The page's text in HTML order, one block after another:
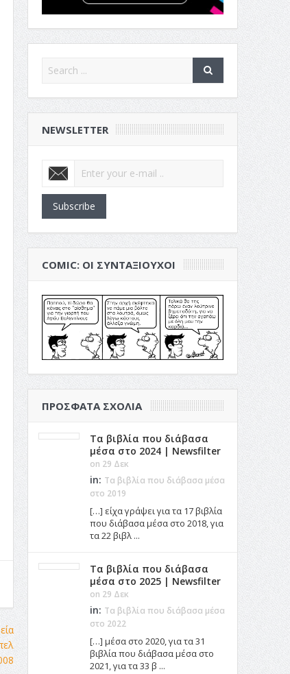
NEWSLETTER
Subscribe
COMIC: ΟΙ ΣΥΝΤΑΞΙΟΎΧΟΙ
ΠΡΌΣΦΑΤΑ ΣΧΌΛΙΑ
Τα βιβλία που διάβασα
μέσα στο 2024 | Newsfilter
on 29 Δεκ
in: Τα βιβλία που διάβασα μέσα
στο 2019
[…] είχα γράψει για τα 17 βιβλία
που διάβασα μέσα στο 2018, για
τα 22 βιβλ ...
Τα βιβλία που διάβασα
μέσα στο 2025 | Newsfilter
on 29 Δεκ
in: Τα βιβλία που διάβασα μέσα
στο 2022
[…] μέσα στο 2020, για τα 31
βιβλία που διάβασα μέσα στο
2021, για τα 33 β ...